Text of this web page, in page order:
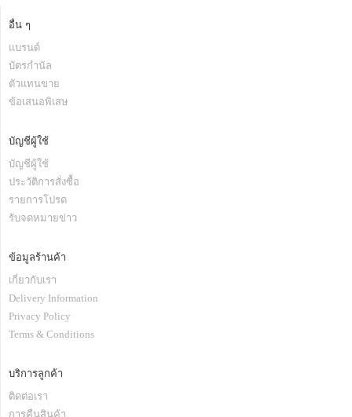
อื่น ๆ
แบรนด์
บัตรกำนัล
ตัวแทนขาย
ข้อเสนอพิเสษ
บัญชีผู้ใช้
บัญชีผู้ใช้
ประวัติการสั่งซื้อ
รายการโปรด
รับจดหมายข่าว
ข้อมูลร้านค้า
เกี่ยวกับเรา
Delivery Information
Privacy Policy
Terms & Conditions
บริการลูกค้า
ติดต่อเรา
การคืนสินค้า